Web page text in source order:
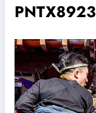
PNTX8923